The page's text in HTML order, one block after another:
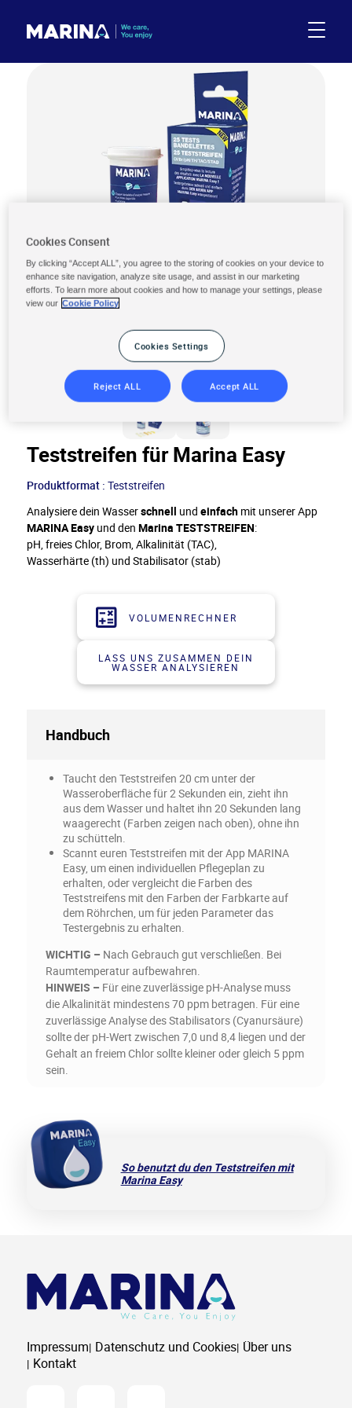
Teststreifen für Marina Easy
Produktformat : Teststreifen
Analysiere dein Wasserschnell und einfachmit unserer App
MARINA Easyund den Marina TESTSTREIFEN:
pH, freies Chlor, Brom, Alkalinität (TAC),
Wasserhärte (th) und Stabilisator (stab)
VOLUMENRECHNER
LASS UNS ZUSAMMEN DEIN
WASSER ANALYSIEREN
Handbuch
Taucht den Teststreifen 20 cm unter der
Wasseroberfläche für 2 Sekunden ein, zieht ihn
aus dem Wasser und haltet ihn 20 Sekunden lang
waagerecht (Farben zeigen nach oben), ohne ihn
zu schütteln.
Scannt euren Teststreifen mit der App MARINA
Easy, um einen individuellen Pflegeplan zu
erhalten, oder vergleicht die Farben des
Teststreifens mit den Farben der Farbkarte auf
dem Röhrchen, um für jeden Parameter das
Testergebnis zu erhalten.
WICHTIG – Nach Gebrauch gut verschließen. Bei
Raumtemperatur aufbewahren.
HINWEIS – Für eine zuverlässige pH-Analyse muss
die Alkalinität mindestens 70 ppm betragen. Für eine
zuverlässige Analyse des Stabilisators (Cyanursäure)
sollte der pH-Wert zwischen 7,0 und 8,4 liegen und der
Gehalt an freiem Chlor sollte kleiner oder gleich 5 ppm
sein.
So benutzt du den Teststreifen mit
Marina Easy
Impressum Datenschutz und Cookies Über uns
Kontakt
Cookies Consent
By clicking “Accept ALL”, you agree to the storing of cookies on your device to
enhance site navigation, analyze site usage, and assist in our marketing
efforts. To learn more about cookies and how to manage your settings, please
view our Cookie Policy
Cookies Settings
Reject ALL Accept ALL